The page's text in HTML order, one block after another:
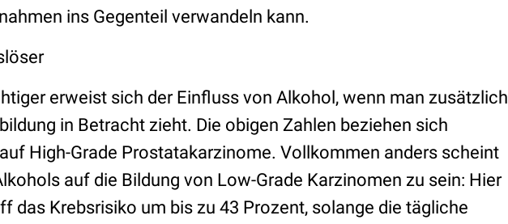
ins Gegenteil verwandeln kann.
erweist sich der Einfluss von Alkohol, wenn man zusätzlich
in Betracht zieht. Die obigen Zahlen beziehen sich
High-Grade Prostatakarzinome. Vollkommen anders scheint
auf die Bildung von Low-Grade Karzinomen zu sein: Hier
das Krebsrisiko um bis zu 43 Prozent, solange die tägliche